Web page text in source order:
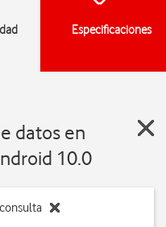
Especificaciones
datos en
10.0